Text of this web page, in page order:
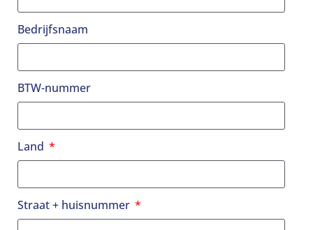
Bedrijfsnaam
BTW-nummer
Land
Straat + huisnummer